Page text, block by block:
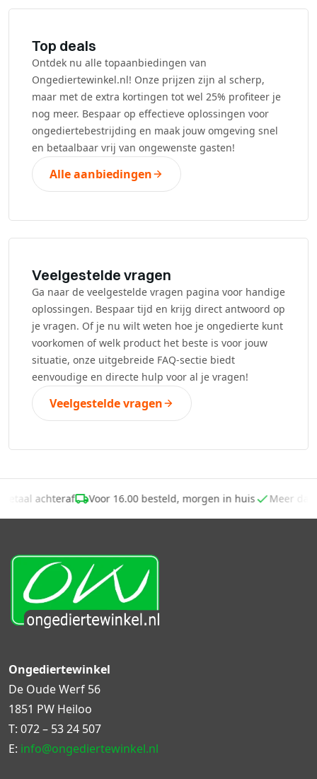
Top deals
Ontdek nu alle topaanbiedingen van
Ongediertewinkel.nl! Onze prijzen zijn al scherp,
maar met de extra kortingen tot wel 25% profiteer je
nog meer. Bespaar op effectieve oplossingen voor
ongediertebestrijding en maak jouw omgeving snel
en betaalbaar vrij van ongewenste gasten!
Alle aanbiedingen
Veelgestelde vragen
Ga naar de veelgestelde vragen pagina voor handige
oplossingen. Bespaar tijd en krijg direct antwoord op
je vragen. Of je nu wilt weten hoe je ongedierte kunt
voorkomen of welk product het beste is voor jouw
situatie, onze uitgebreide FAQ-sectie biedt
eenvoudige en directe hulp voor al je vragen!
Veelgestelde vragen
Betaal achteraf Voor 16.00 besteld, morgen in huis Meer
Ongediertewinkel
De Oude Werf 56
1851 PW Heiloo
T: 072 – 53 24 507
E: info@ongediertewinkel.nl